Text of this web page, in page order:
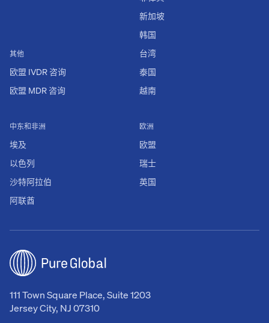
111 Town Square Place, Suite 1203
Jersey City, NJ 07310
其他
欧盟 IVDR 咨询
欧盟 MDR 咨询
欧洲
欧盟
瑞士
英国
中东和非洲
埃及
以色列
沙特阿拉伯
阿联酋
新加坡
韩国
台湾
泰国
越南